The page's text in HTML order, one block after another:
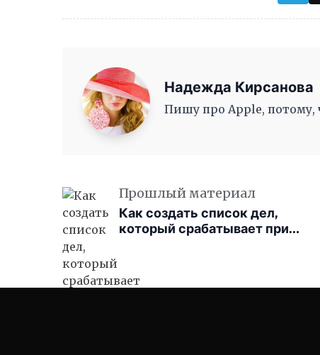
Надежда Кирсанова
Пишу про Apple, потому,
Прошлый материал
Как создать список дел,
который срабатывает при